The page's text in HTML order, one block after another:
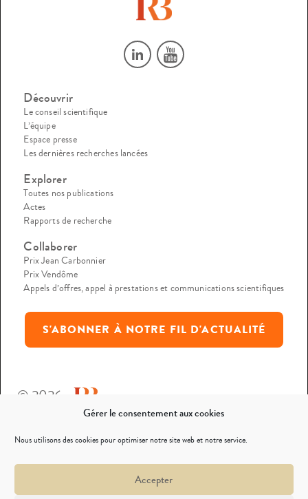
Gérer le consentement aux cookies
Nous utilisons des cookies pour optimiser notre site web et notre service.
Accepter
Découvrir
Le conseil scientifique
L’équipe
Espace presse
Les dernières recherches lancées
Explorer
Toutes nos publications
Actes
Rapports de recherche
Collaborer
Prix Jean Carbonnier
Prix Vendôme
Appels d’offres, appel à prestations et communications scientifiques
S'ABONNER À NOTRE FIL D'ACTUALITÉ
© 2026